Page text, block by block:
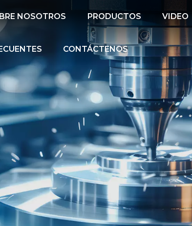
NOSOTROS PRODUCTOS VIDEO
CONTÁCTENOS